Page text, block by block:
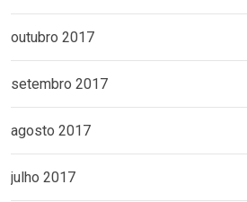
outubro 2017
setembro 2017
agosto 2017
julho 2017